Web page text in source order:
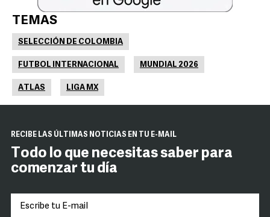
TEMAS
SELECCIÓN DE COLOMBIA
FUTBOL INTERNACIONAL MUNDIAL 2026
ATLAS LIGA MX
RECIBE LAS ÚLTIMAS NOTICIAS EN TU E-MAIL
Todo lo que necesitas saber para
comenzar tu día